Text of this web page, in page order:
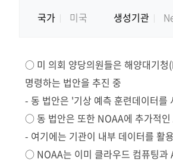
국가 미국 생성기관
○ 미 의회 양당의원들은 해양대기
명령하는 법안을 추진 중
- 동 법안은 '기상 예측 훈련데이터를
○ 동 법안은 또한 NOAA에 추가적
- 여기에는 기관이 내부 데이터를 활
○ NOAA는 이미 클라우드 컴퓨팅과